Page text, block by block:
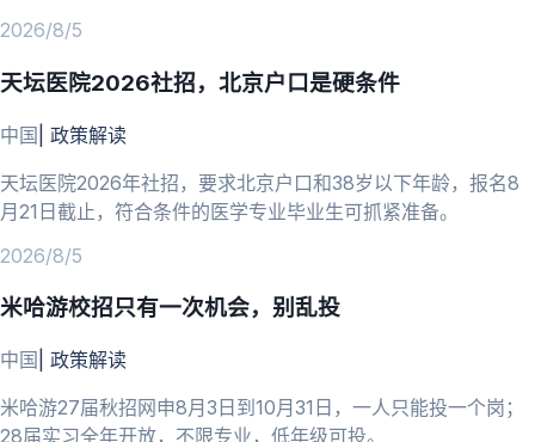
2026/8/5
天坛医院2026社招，北京户口是硬条件
中国 政策解读
天坛医院2026年社招，要求北京户口和38岁以下年龄，报名8
月21日截止，符合条件的医学专业毕业生可抓紧准备。
2026/8/5
米哈游校招只有一次机会，别乱投
中国 政策解读
米哈游27届秋招网申8月3日到10月31日，一人只能投一个岗；
28届实习全年开放，不限专业，低年级可投。